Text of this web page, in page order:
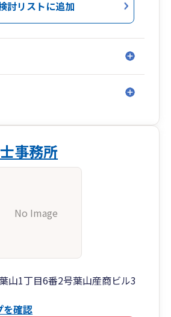
討リストに追加
事務所
No Image
山1丁目6番2号葉山産商ビル3
確認